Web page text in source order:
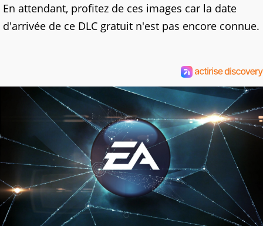
En attendant, profitez de ces images car la date
d'arrivée de ce DLC gratuit n'est pas encore connue.